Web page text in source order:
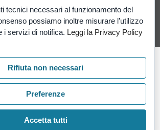
di Cassandra
tecnici necessari al funzionamento del
possiamo inoltre misurare l’utilizzo
i servizi di notifica. Leggi la Privacy Policy
Rifiuta non necessari
Preferenze
Accetta tutti